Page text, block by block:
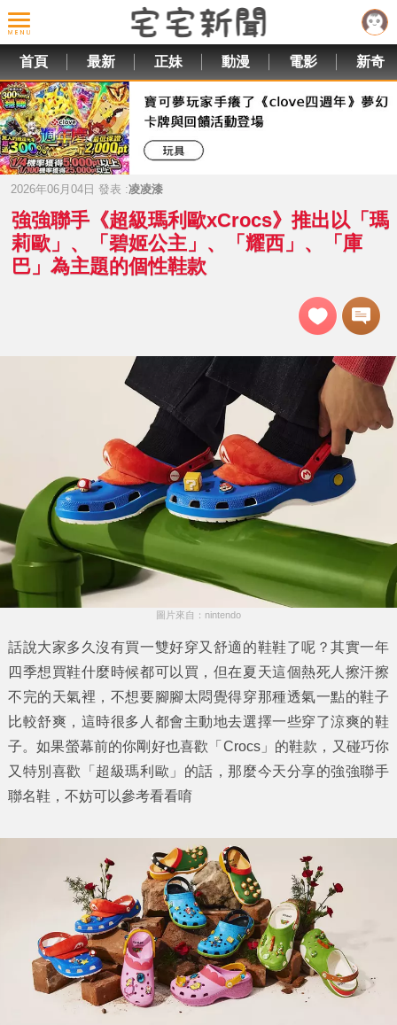
首頁 最新 正妹 動漫 電影 新奇
2026年06月04日 發表 :凌凌漆
強強聯手《超級瑪利歐xCrocs》推出以「瑪
莉歐」、「碧姬公主」、「耀西」、「庫
巴」為主題的個性鞋款
圖片來自：nintendo
話說大家多久沒有買一雙好穿又舒適的鞋鞋了呢？其實一年
四季想買鞋什麼時候都可以買，但在夏天這個熱死人擦汗擦
不完的天氣裡，不想要腳腳太悶覺得穿那種透氣一點的鞋子
比較舒爽，這時很多人都會主動地去選擇一些穿了涼爽的鞋
子。如果螢幕前的你剛好也喜歡「 Crocs」的鞋款，又碰巧你
又特別喜歡「 超級瑪利歐 」的話，那麼今天分享的強強聯手
聯名鞋，不妨可以參考看看唷